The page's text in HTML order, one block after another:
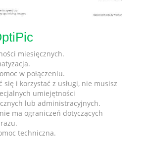
miesięcznych.
w połączeniu.
się i korzystać z usługi, nie musisz
umiejętności
lub administracyjnych.
ma ograniczeń dotyczących
techniczna.